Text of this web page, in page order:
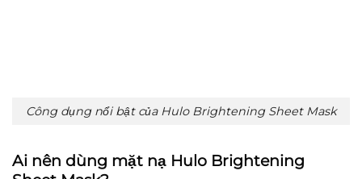
Công dụng nổi bật của Hulo Brightening Sheet Mask
Ai nên dùng mặt nạ Hulo Brightening